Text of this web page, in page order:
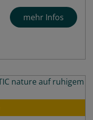
mehr Infos